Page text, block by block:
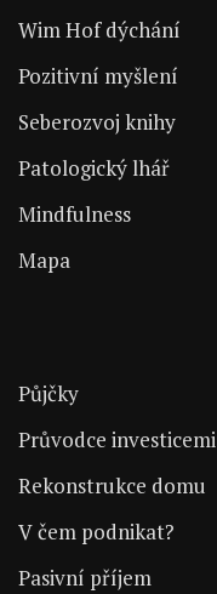
Wim Hof dýchání
Pozitivní myšlení
Seberozvoj knihy
Patologický lhář
Mindfulness
Mapa
Půjčky
Průvodce investicemi
Rekonstrukce domu
V čem podnikat?
Pasivní příjem